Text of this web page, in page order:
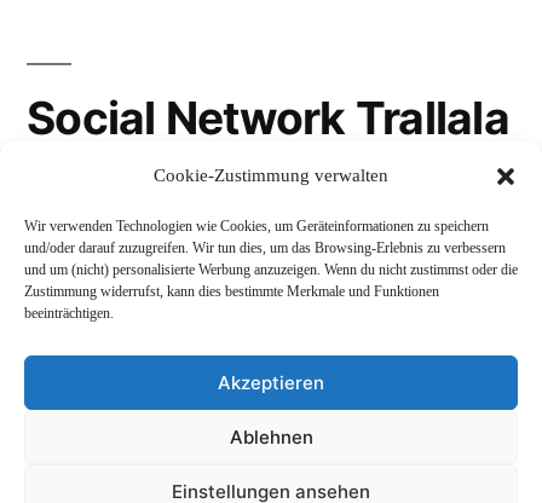
Cookie-Zustimmung verwalten
Wir verwenden Technologien wie Cookies, um Geräteinformationen zu speichern
und/oder darauf zuzugreifen. Wir tun dies, um das Browsing-Erlebnis zu verbessern
und um (nicht) personalisierte Werbung anzuzeigen. Wenn du nicht zustimmst oder die
Zustimmung widerrufst, kann dies bestimmte Merkmale und Funktionen
beeinträchtigen.
Akzeptieren
Ablehnen
Einstellungen ansehen
Social Network Trallala
LinkedIn
Mastodon
Stolz präsentiert von WordPress.